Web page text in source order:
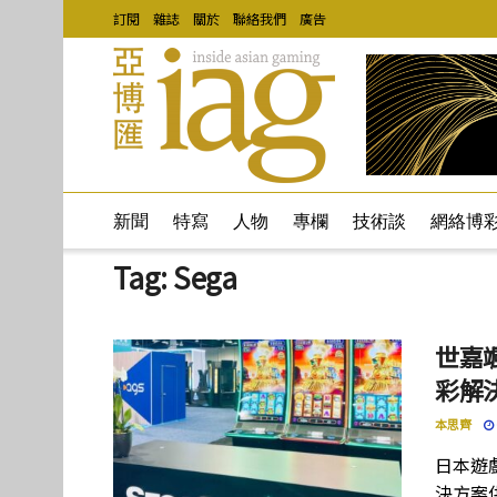
訂閱 雜誌 關於 聯絡我們 廣告
新聞 特寫 人物 專欄 技術談 網絡博
Tag:Sega
世嘉
彩解
本思齊
日本遊